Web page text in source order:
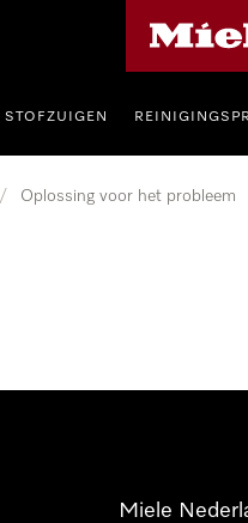
STOFZUIGEN
/ Oplossing voor het probleem
Miele